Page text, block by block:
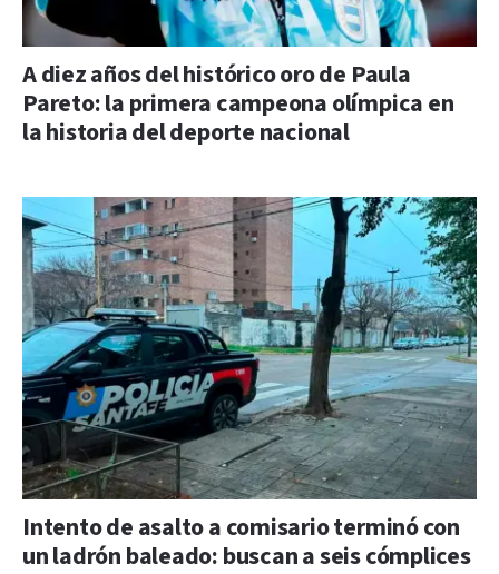
A diez años del histórico oro de Paula
Pareto: la primera campeona olímpica en
la historia del deporte nacional
Intento de asalto a comisario terminó con
un ladrón baleado: buscan a seis cómplices